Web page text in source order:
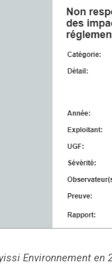
Environnement en